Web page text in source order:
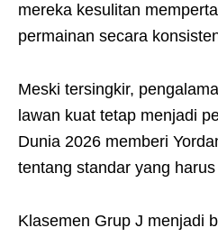
mereka kesulitan
permainan secara
Meski tersingkir,
lawan kuat tetap menjadi
Dunia 2026 memberi
tentang standar yang
Klasemen Grup J menjadi